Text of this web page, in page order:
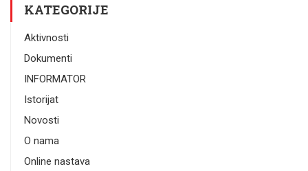
KATEGORIJE
Aktivnosti
Dokumenti
INFORMATOR
Istorijat
Novosti
O nama
Online nastava